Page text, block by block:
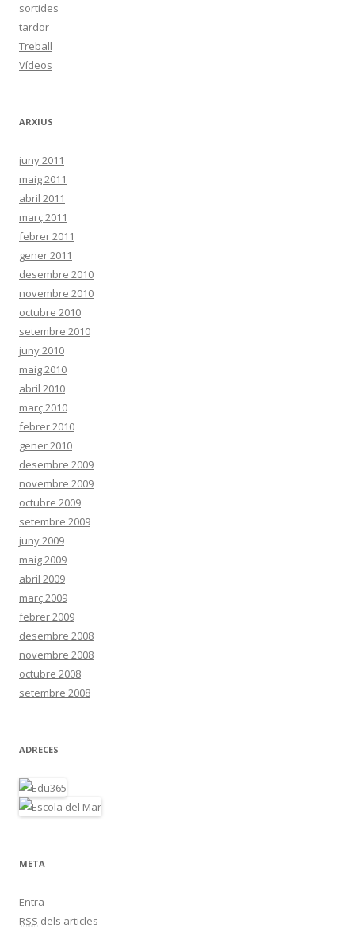
sortides
tardor
Treball
Vídeos
ARXIUS
juny 2011
maig 2011
abril 2011
març 2011
febrer 2011
gener 2011
desembre 2010
novembre 2010
octubre 2010
setembre 2010
juny 2010
maig 2010
abril 2010
març 2010
febrer 2010
gener 2010
desembre 2009
novembre 2009
octubre 2009
setembre 2009
juny 2009
maig 2009
abril 2009
març 2009
febrer 2009
desembre 2008
novembre 2008
octubre 2008
setembre 2008
ADRECES
META
Entra
RSS dels articles